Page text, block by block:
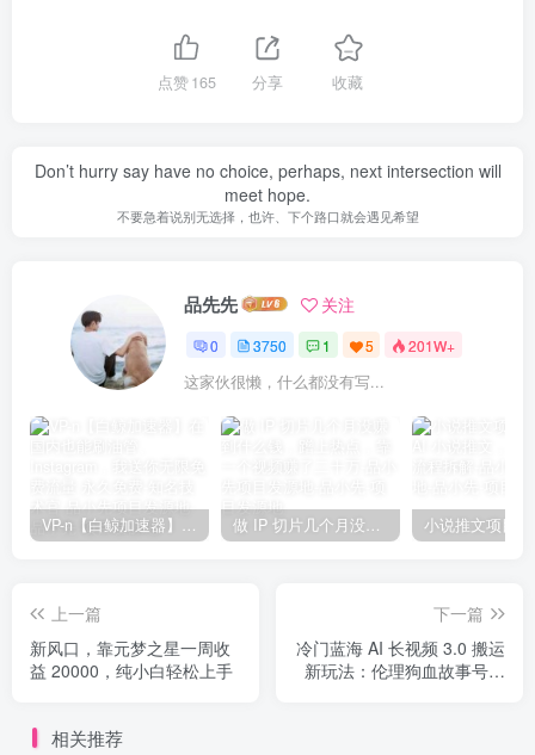
点赞165 分享 收藏
Don’t hurry say have no choice, perhaps, next intersection will
meet hope.
不要急着说别无选择，也许、下个路口就会遇见希望
品先先 关注
0 3750 1 5 201W+
这家伙很懒，什么都没有写...
VP-n【白鲸加速器】在国内也能刷油管、Instagram，我送你无限免费流量 永久免费-知名技术官-品小先项目发源地 做 IP 切片几个月没赚到什么钱，蹭上热点，靠一个视频赚了二十万-品小先项目发源地
上一篇
新风口，靠元梦之星一周收
益 20000，纯小白轻松上手
下一篇
冷门蓝海 AI 长视频 3.0 搬运
新玩法：伦理狗血故事号，
相关推荐